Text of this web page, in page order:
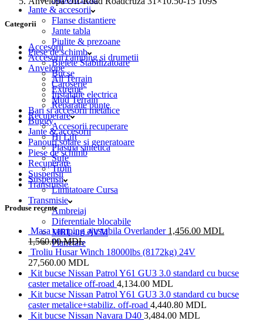
Jante & accesorii
Flanse distantiere
Jante tabla
Piulite & prezoane
Piese de schimb
Bielete Stabilizatoare
Bucse
Caroserie
Instalatie electrica
Reparatie punte
Recuperare
Accesorii recuperare
Hi Lift
Plasma sintetica
Sufe
Trolii
Suspensii
Limitatoare Cursa
Transmisie
Ambreiaj
Diferentiale blocabile
MRL-uri AVM
Planetare
Categorii
Accesorii
Accesorii camping si drumetii
Anvelope
All Terrain
Extreme
Mud Terrain
Bari si accesorii metalice
Buggy
Jante & accesorii
Panouri solare si generatoare
Piese de schimb
Recuperare
Suspensii
Transmisie
Produse recente
Masa camping ajustabila Overlander 1,456.00 MDL
1,560.00MDL
Troliu Husar Winch 18000lbs (8172kg) 24V
27,560.00 MDL
Kit bucse Nissan Patrol Y61 GU3 3.0 standard cu bucse
caster metalice off-road 4,134.00 MDL
Kit bucse Nissan Patrol Y61 GU3 3.0 standard cu bucse
caster metalice+stabiliz. off-road 4,440.80 MDL
Kit bucse Nissan Navara D40 3,484.00 MDL